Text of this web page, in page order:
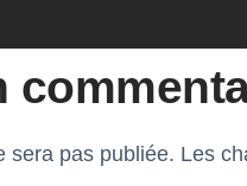
sera pas publiée. Les